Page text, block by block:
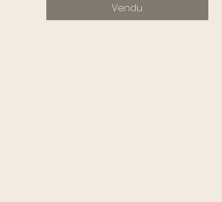
Vendu